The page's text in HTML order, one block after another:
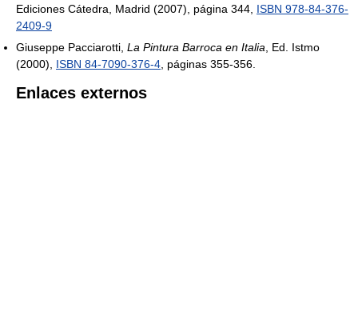
Ediciones Cátedra, Madrid (2007), página 344, ISBN 978-84-376-
2409-9
Giuseppe Pacciarotti, La Pintura Barroca en Italia, Ed. Istmo
(2000), ISBN 84-7090-376-4, páginas 355-356.
Enlaces externos